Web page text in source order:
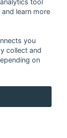
tool
learn more
you
collect and
on